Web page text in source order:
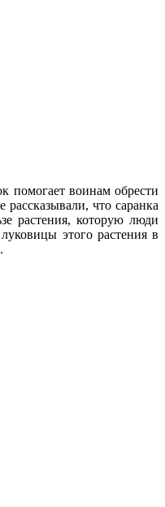
помогает воинам обрести
что саранка
растения, которую люди
этого растения в